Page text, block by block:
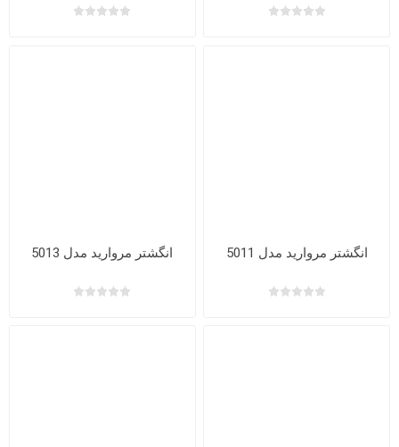
انگشتر مروارید مدل 5011 انگشتر مروارید مدل 5013